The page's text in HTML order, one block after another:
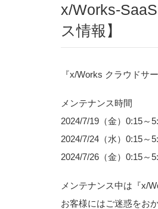
x/Works-
ス情報】
『x/Works クラウドサ
メンテナンス時間
2024/7/19（金）0:15～
2024/7/24（水）0:15～
2024/7/26（金）0:15～
メンテナンス中は『x/
お客様にはご迷惑をお